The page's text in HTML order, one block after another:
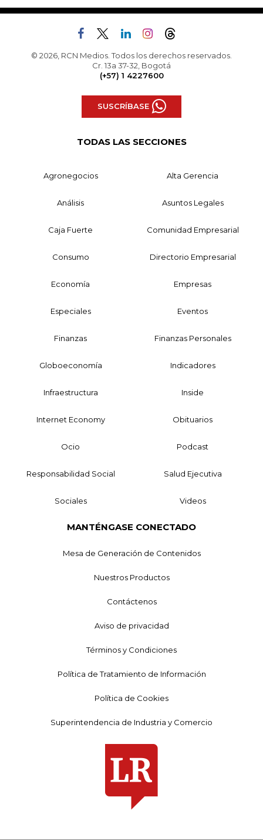
© 2026, RCN Medios. Todos los derechos reservados.
Cr. 13a 37-32, Bogotá
(+57) 1 4227600
SUSCRÍBASE
TODAS LAS SECCIONES
Agronegocios Alta Gerencia
Análisis Asuntos Legales
Caja Fuerte Comunidad Empresarial
Consumo Directorio Empresarial
Economía Empresas
Especiales Eventos
Finanzas Finanzas Personales
Globoeconomía Indicadores
Infraestructura Inside
Internet Economy Obituarios
Ocio Podcast
Responsabilidad Social Salud Ejecutiva
Sociales Videos
MANTÉNGASE CONECTADO
Mesa de Generación de Contenidos
Nuestros Productos
Contáctenos
Aviso de privacidad
Términos y Condiciones
Política de Tratamiento de Información
Política de Cookies
Superintendencia de Industria y Comercio